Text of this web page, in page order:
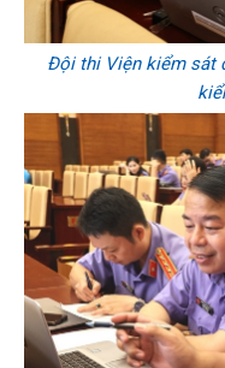
Đội thi Viện kiểm sát